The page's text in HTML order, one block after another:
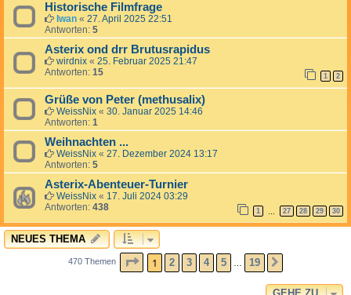
Historische Filmfrage
Iwan « 27. April 2025 22:51
Antworten: 5
Asterix ond drr Brutusrapidus
wirdnix « 25. Februar 2025 21:47
Antworten: 15 1 2
Grüße von Peter (methusalix)
WeissNix « 30. Januar 2025 14:46
Antworten: 1
Weihnachten ...
WeissNix « 27. Dezember 2024 13:17
Antworten: 5
Asterix-Abenteuer-Turnier
WeissNix « 17. Juli 2024 03:29
Antworten: 438 1 … 27 28 29 30
NEUES THEMA
470 Themen SEITE1 VON19
1 2 3 4 5 19